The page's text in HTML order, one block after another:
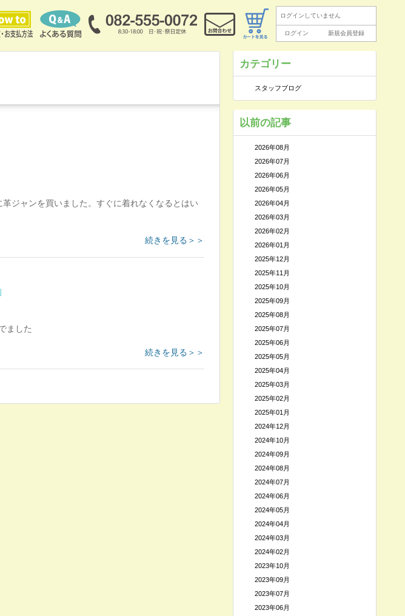
ログインしていません
ログイン 新規会員登録
ジャンを買いました。すぐに着れなくなるとはい
続きを見る＞＞
ました
続きを見る＞＞
カテゴリー
スタッフブログ
以前の記事
2026年08月
2026年07月
2026年06月
2026年05月
2026年04月
2026年03月
2026年02月
2026年01月
2025年12月
2025年11月
2025年10月
2025年09月
2025年08月
2025年07月
2025年06月
2025年05月
2025年04月
2025年03月
2025年02月
2025年01月
2024年12月
2024年10月
2024年09月
2024年08月
2024年07月
2024年06月
2024年05月
2024年04月
2024年03月
2024年02月
2023年10月
2023年09月
2023年07月
2023年06月